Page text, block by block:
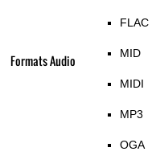
Formats Audio
FLAC
MID
MIDI
MP3
OGA